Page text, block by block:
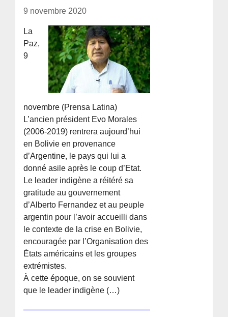
9 novembre 2020
La
Paz,
9
novembre (Prensa Latina)
L’ancien président Evo Morales
(2006-2019) rentrera aujourd’hui
en Bolivie en provenance
d’Argentine, le pays qui lui a
donné asile après le coup d’Etat.
Le leader indigène a réitéré sa
gratitude au gouvernement
d’Alberto Fernandez et au peuple
argentin pour l’avoir accueilli dans
le contexte de la crise en Bolivie,
encouragée par l’Organisation des
États américains et les groupes
extrémistes.
À cette époque, on se souvient
que le leader indigène (…)